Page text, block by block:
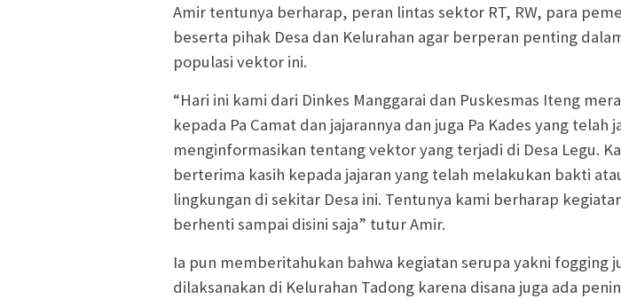
Amir tentunya berharap, peran lintas sektor RT, RW, para
beserta pihak Desa dan Kelurahan agar berperan penting
populasi vektor ini.
“Hari ini kami dari Dinkes Manggarai dan Puskesmas Iteng
kepada Pa Camat dan jajarannya dan juga Pa Kades yang telah
menginformasikan tentang vektor yang terjadi di Desa Legu.
berterima kasih kepada jajaran yang telah melakukan bakti
lingkungan di sekitar Desa ini. Tentunya kami berharap
berhenti sampai disini saja” tutur Amir.
Ia pun memberitahukan bahwa kegiatan serupa yakni fogging
dilaksanakan di Kelurahan Tadong karena disana juga ada